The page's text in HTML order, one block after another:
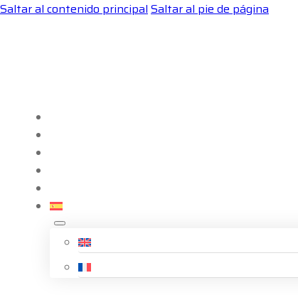
Saltar al contenido principalSaltar al pie de página